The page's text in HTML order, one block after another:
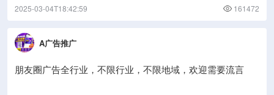
2025-03-04T18:42:59 161472
A广告推广
朋友圈广告全行业，不限行业，不限地域，欢迎需要流言